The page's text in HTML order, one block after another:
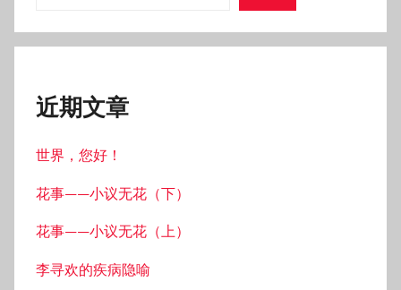
近期文章
世界，您好！
花事——小议无花（下）
花事——小议无花（上）
李寻欢的疾病隐喻